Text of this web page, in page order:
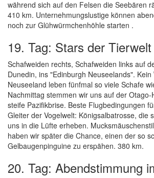
während sich auf den Felsen die Seebären
410 km. Unternehmungslustige können
noch zur Glühwürmchenhöhle starten .
19. Tag: Stars der
Schafweiden rechts, Schafweiden links auf
Dunedin, ins "Edinburgh Neuseelands". Kein
Neuseeland leben fünfmal so viele Schafe
Nachmittag stemmen wir uns auf der
steife Pazifikbrise. Beste Flugbedingungen
Gleiter der Vogelwelt: Königsalbatrosse, die
uns in die Lüfte erheben.
haben wir später die Chance, einen der so
Gelbaugenpinguine zu erspähen. 380 km.
20. Tag: Abendstimmung